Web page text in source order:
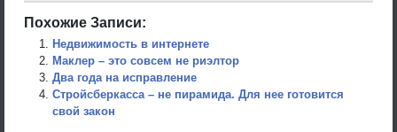
Похожие Записи:
Недвижимость в интернете
Маклер – это совсем не риэлтор
Два года на исправление
Стройсберкасса – не пирамида. Для нее готовится
свой закон